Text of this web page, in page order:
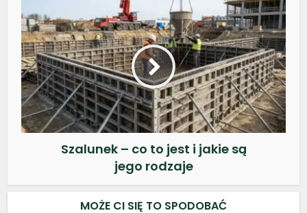
Szalunek – co to jest i jakie są
jego rodzaje
MOŻE CI SIĘ TO SPODOBAĆ